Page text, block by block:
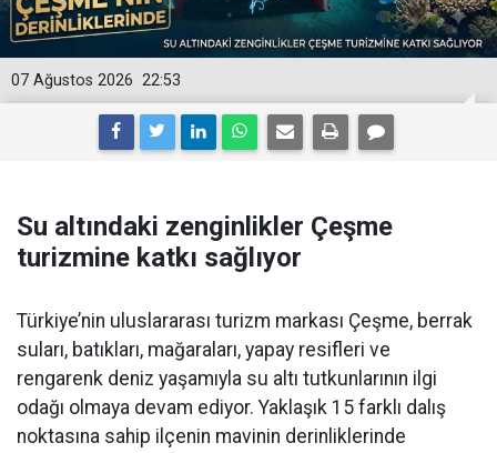
22:53
07 Ağustos 2026
Su altındaki zenginlikler Çeşme
turizmine katkı sağlıyor
Türkiye’nin uluslararası turizm markası Çeşme, berrak
suları, batıkları, mağaraları, yapay resifleri ve
rengarenk deniz yaşamıyla su altı tutkunlarının ilgi
odağı olmaya devam ediyor. Yaklaşık 15 farklı dalış
noktasına sahip ilçenin mavinin derinliklerinde